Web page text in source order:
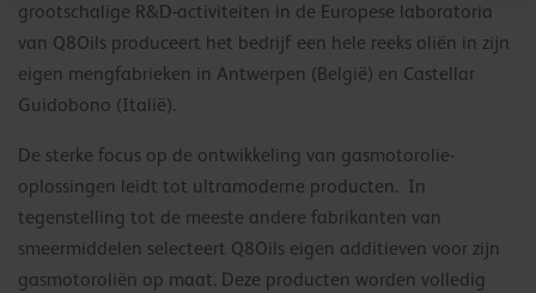
grootschalige R&D-activiteiten in de Europese laboratoria
van Q8Oils produceert het bedrijf een hele reeks oliën in zijn
eigen mengfabrieken in Antwerpen (België) en Castellar
Guidobono (Italië).
De sterke focus op de ontwikkeling van gasmotorolie-
oplossingen leidt tot ultramoderne producten. In
tegenstelling tot de meeste andere fabrikanten van
smeermiddelen selecteert Q8Oils eigen additieven voor zijn
gasmotoroliën op maat. Deze producten worden volledig